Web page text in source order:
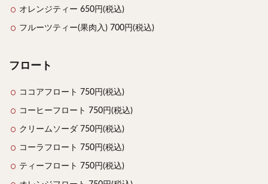
オレンジティー 650円(税込)
フルーツティー(果肉入) 700円(税込)
フロート
ココアフロート 750円(税込)
コーヒーフロート 750円(税込)
クリームソーダ 750円(税込)
コーラフロート 750円(税込)
ティーフロート 750円(税込)